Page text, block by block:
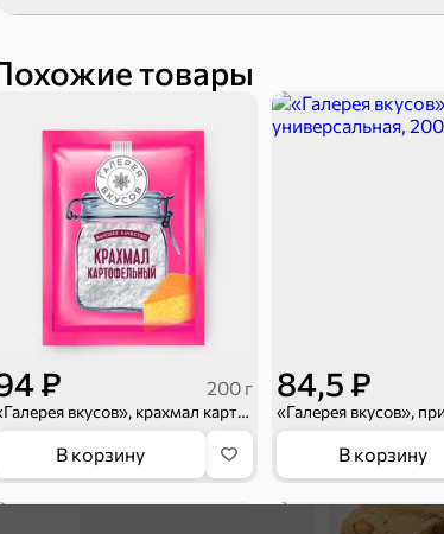
товары
₽ 200 г
«Галерея вкусов», крахмал картофельный, 200 г
В корзину
84,5 ₽
В корзину
Карамель
Тараллини Халва,